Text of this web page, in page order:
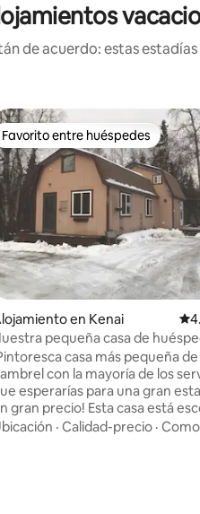
de acuerdo: estas
Favorito entre huéspedes
Favorito entre huéspedes
en Kenai
pequeña casa de
casa más pequeña
con la mayoría de los
esperarías para una gran
gran precio! Esta casa está
de mi tienda y es muy
· Calidad-precio ·